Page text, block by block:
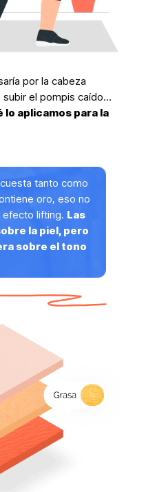
por la cabeza
subir el pompis caído…
lo aplicamos para la
tanto como
oro, eso no
efecto lifting. Las
la piel, pero
sobre el tono